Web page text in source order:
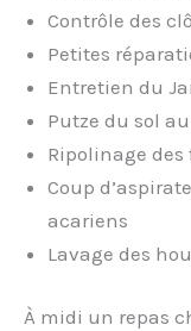
Contrôle des
Petites
Entretien du
Putze du sol
Ripolinage
Coup
acariens
Lavage des
À midi un repas